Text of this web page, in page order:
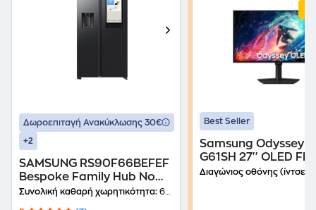
Δωροεπιταγή Ανακύκλωσης 30€
+2
SAMSUNG RS90F66BEFEF
Bespoke Family Hub No
Frost 614 Lt Ανθρακί
Συνολική καθαρή χωρητικότητα: 614 Lt
Best Seller
Samsung Odyssey G6
G61SH 27'' OLED
Hz 0.03 ms
Διαγώνιος οθόνης (ίντσες):